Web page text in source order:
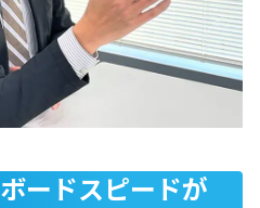
ードスピードが